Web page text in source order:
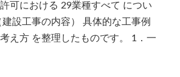
可における 29業種すべて につい
設工事の内容） 具体的な工事例
え方 を整理したものです。 1．一